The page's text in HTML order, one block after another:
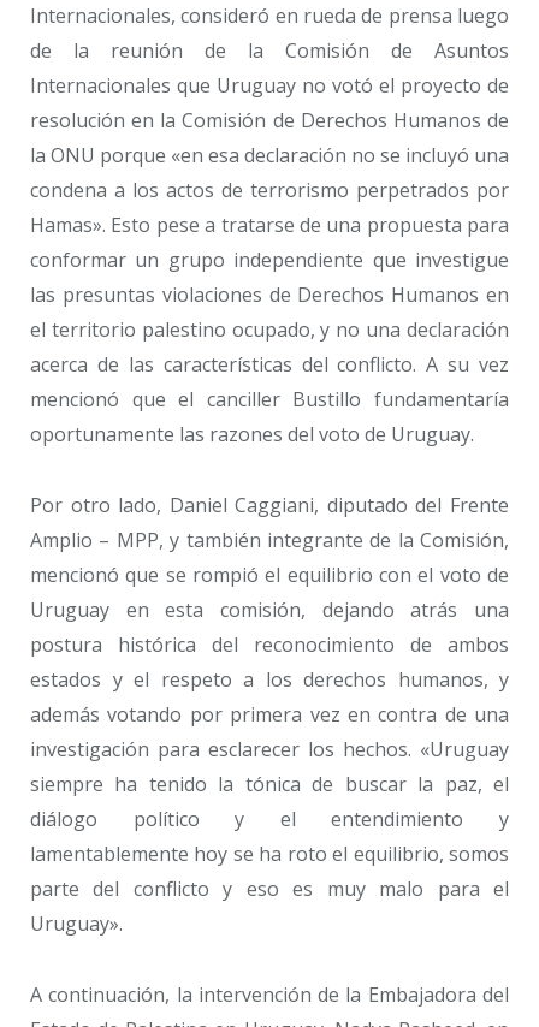
Internacionales, consideró en rueda de prensa luego
de la reunión de la Comisión de Asuntos
Internacionales que Uruguay no votó el proyecto de
resolución en la Comisión de Derechos Humanos de
la ONU porque «en esa declaración no se incluyó una
condena a los actos de terrorismo perpetrados por
Hamas». Esto pese a tratarse de una propuesta para
conformar un grupo independiente que investigue
las presuntas violaciones de Derechos Humanos en
el territorio palestino ocupado, y no una declaración
acerca de las características del conflicto. A su vez
mencionó que el canciller Bustillo fundamentaría
oportunamente las razones del voto de Uruguay.
Por otro lado, Daniel Caggiani, diputado del Frente
Amplio – MPP, y también integrante de la Comisión,
mencionó que se rompió el equilibrio con el voto de
Uruguay en esta comisión, dejando atrás una
postura histórica del reconocimiento de ambos
estados y el respeto a los derechos humanos, y
además votando por primera vez en contra de una
investigación para esclarecer los hechos. «Uruguay
siempre ha tenido la tónica de buscar la paz, el
diálogo político y el entendimiento y
lamentablemente hoy se ha roto el equilibrio, somos
parte del conflicto y eso es muy malo para el
Uruguay».
A continuación, la intervención de la Embajadora del